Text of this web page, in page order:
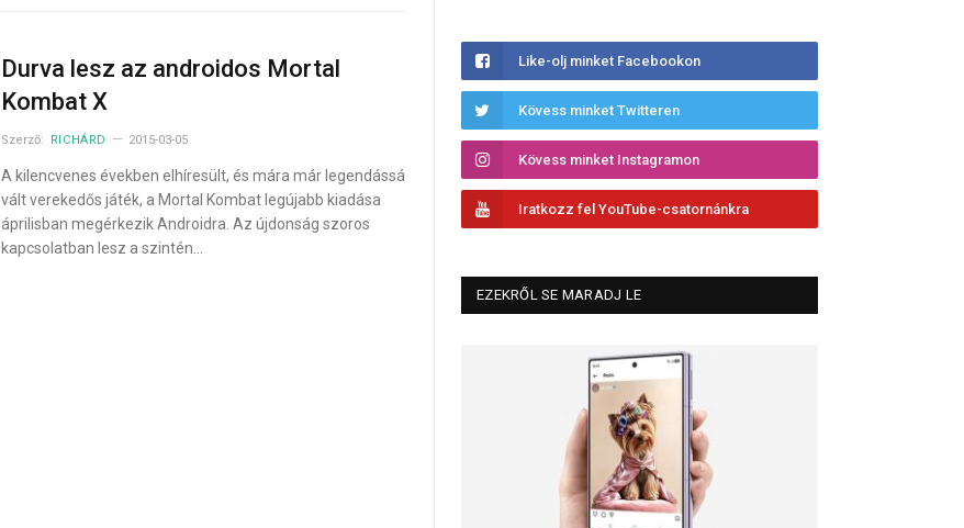
Durva lesz az androidos Mortal
Kombat X
Szerző: RICHÁRD 2015-03-05
A kilencvenes években elhíresült, és mára már legendássá
vált verekedős játék, a Mortal Kombat legújabb kiadása
áprilisban megérkezik Androidra. Az újdonság szoros
kapcsolatban lesz a szintén…
Like-olj minket Facebookon
Kövess minket Twitteren
Kövess minket Instagramon
Iratkozz fel YouTube-csatornánkra
EZEKRŐL SE MARADJ LE